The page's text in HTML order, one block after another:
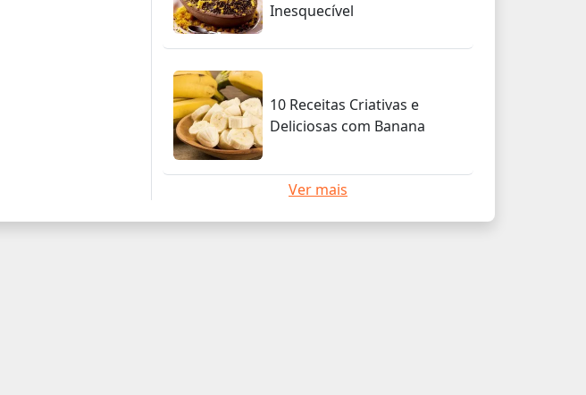
Inesquecível
10 Receitas Criativas e
Deliciosas com Banana
Ver mais